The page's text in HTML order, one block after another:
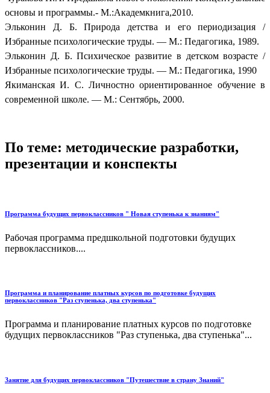
основы и программы.- М.:Академкнига,2010.
Эльконин Д. Б. Природа детства и его периодизация /
Избранные психологические труды. — М.: Педагогика, 1989.
Эльконин Д. Б. Психическое развитие в детском возрасте /
Избранные психологические труды. — М.: Педагогика, 1990
Якиманская И. С. Личностно ориентированное обучение в
современной школе. — М.: Сентябрь, 2000.
По теме: методические разработки,
презентации и конспекты
Программа будущих первоклассников " Новая ступенька к знаниям"
Рабочая программа предшкольной подготовки будущих
первоклассников....
Программа и планирование платных курсов по подготовке будущих
первоклассников "Раз ступенька, два ступенька"
Программа и планирование платных курсов по подготовке
будущих первоклассников "Раз ступенька, два ступенька"...
Занятие для будущих первоклассников "Путешествие в страну Знаний"